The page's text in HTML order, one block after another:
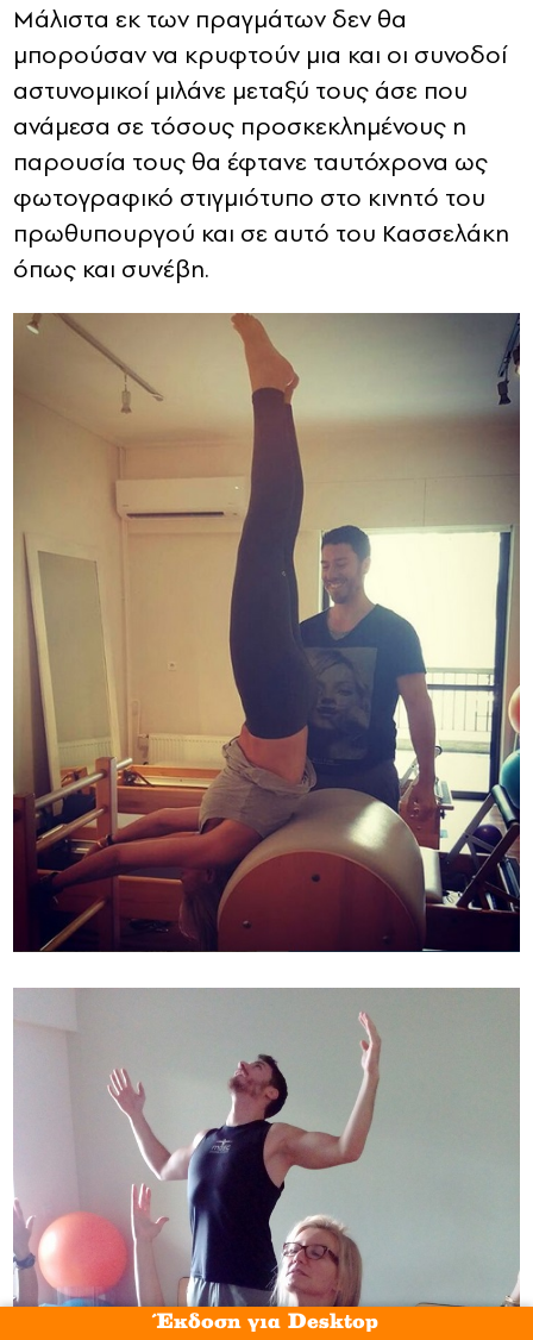
Μάλιστα εκ των πραγμάτων δεν θα
μπορούσαν να κρυφτούν μια και οι συνοδοί
αστυνομικοί μιλάνε μεταξύ τους άσε που
ανάμεσα σε τόσους προσκεκλημένους η
παρουσία τους θα έφτανε ταυτόχρονα ως
φωτογραφικό στιγμιότυπο στο κινητό του
πρωθυπουργού και σε αυτό του Κασσελάκη
όπως και συνέβη.
Έκδοση για Desktop